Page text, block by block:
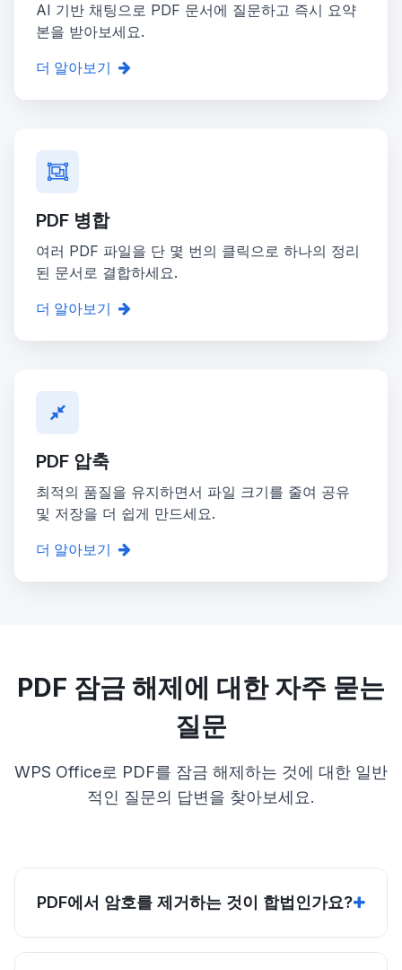
AI 기반 채팅으로 PDF 문서에 질문하고 즉시 요약
본을 받아보세요.
더 알아보기
PDF 병합
여러 PDF 파일을 단 몇 번의 클릭으로 하나의 정리
된 문서로 결합하세요.
더 알아보기
PDF 압축
최적의 품질을 유지하면서 파일 크기를 줄여 공유
및 저장을 더 쉽게 만드세요.
더 알아보기
PDF 잠금 해제에 대한 자주 묻는
질문
WPS Office로 PDF를 잠금 해제하는 것에 대한 일반
적인 질문의 답변을 찾아보세요.
PDF에서 암호를 제거하는 것이 합법인가요?